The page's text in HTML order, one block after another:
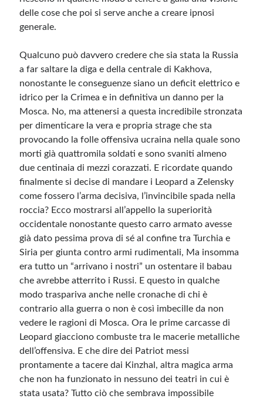
Accedi
Feed dei commenti
WordPress.org
delle cose che poi si serve anche a creare ipnosi
generale.
Qualcuno può davvero credere che sia stata la Russia
a far saltare la diga e della centrale di Kakhova,
nonostante le conseguenze siano un deficit elettrico e
idrico per la Crimea e in definitiva un danno per la
Mosca. No, ma attenersi a questa incredibile stronzata
per dimenticare la vera e propria strage che sta
provocando la folle offensiva ucraina nella quale sono
morti già quattromila soldati e sono svaniti almeno
due centinaia di mezzi corazzati. E ricordate quando
finalmente si decise di mandare i Leopard a Zelensky
come fossero l’arma decisiva, l’invincibile spada nella
roccia? Ecco mostrarsi all’appello la superiorità
occidentale nonostante questo carro armato avesse
già dato pessima prova di sé al confine tra Turchia e
Siria per giunta contro armi rudimentali, Ma insomma
era tutto un “arrivano i nostri” un ostentare il babau
che avrebbe atterrito i Russi. E questo in qualche
modo traspariva anche nelle cronache di chi è
contrario alla guerra o non è così imbecille da non
vedere le ragioni di Mosca. Ora le prime carcasse di
Leopard giacciono combuste tra le macerie metalliche
dell’offensiva. E che dire dei Patriot messi
prontamente a tacere dai Kinzhal, altra magica arma
che non ha funzionato in nessuno dei teatri in cui è
stata usata? Tutto ciò che sembrava impossibile